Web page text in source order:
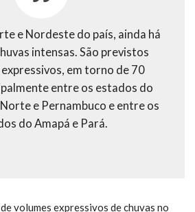
e Nordeste do país, ainda há
intensas. São previstos
em torno de 70
entre os estados do
e Pernambuco e entre os
do Amapá e Pará.
volumes expressivos de chuvas no